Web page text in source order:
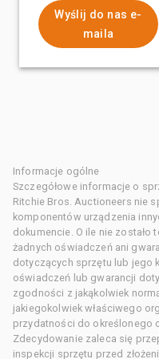
Wyślij do nas e-
maila
Informacje ogólne
Szczegółowe informacje o
Ritchie Bros. Auctioneers nie
komponentów urządzenia
dokumencie. O ile nie zostało
żadnych oświadczeń ani
dotyczących sprzętu lub jego
oświadczeń lub gwarancji
zgodności z jakąkolwiek
jakiegokolwiek właściwego
przydatności do określonego
Zdecydowanie zaleca się
inspekcji sprzętu przed